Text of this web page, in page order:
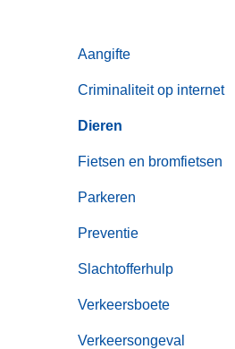
Aangifte
Criminaliteit op internet
Dieren
Fietsen en bromfietsen
Parkeren
Preventie
Slachtofferhulp
Verkeersboete
Verkeersongeval